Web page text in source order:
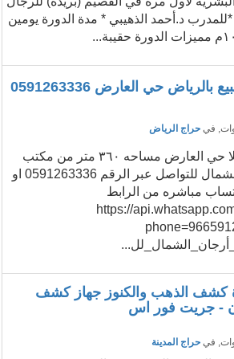
*للمدرب د.أحمد الذهيبي * مدة الدورة يومين
بالرياض حي العارض 0591263336
, في حراج الرياض
للبيع فيلا حي العارض مساحه ٣٦٠ متر من مكتب
أرجان الشمال للتواصل عبر الرقم 0591263336 او
مباشره من الرابط
https://
كشف الذهب والكنوز جهاز كشف
- جريت فور اس
, في حراج المدينة